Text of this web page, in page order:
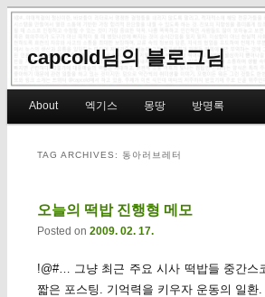
capcold님의 블로그님
Skip to primary content
Skip to secondary content
About 엑기스 몽땅 방명록
TAG ARCHIVES: 동아러브레터
오늘의 떡밥 진행형 메모
Posted on 2009. 02. 17.
!@#… 그냥 최근 주요 시사 떡밥들 중간스
짧은 포스팅. 기억력을 키우자 운동의 일환.